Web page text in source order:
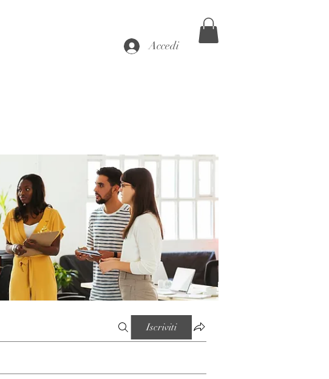
Accedi
Iscriviti